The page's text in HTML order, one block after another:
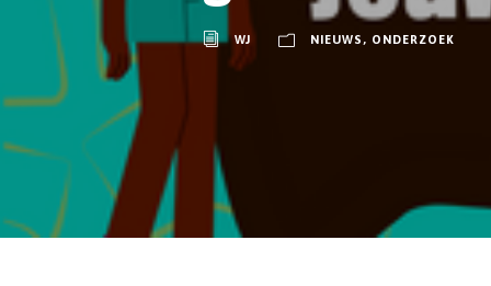
WJ NIEUWS , ONDERZOEK